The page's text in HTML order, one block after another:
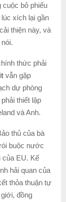
cuộc bỏ phiếu
xích lại gần
thiện này, và
thức phải
vẫn gặp
dự phòng
thiết lập
và Anh.
thủ của bà
buộc nước
của EU. Kế
hải quan của
thỏa thuận tự
đồng